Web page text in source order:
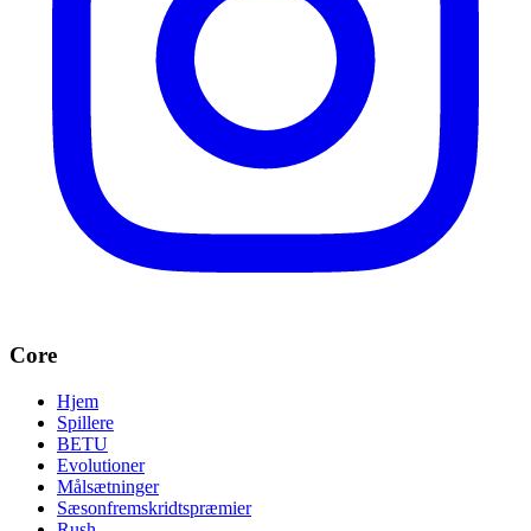
Core
Hjem
Spillere
BETU
Evolutioner
Målsætninger
Sæsonfremskridtspræmier